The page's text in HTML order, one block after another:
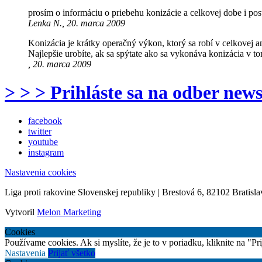
prosím o informáciu o priebehu konizácie a celkovej dobe i
Lenka N., 20. marca 2009
Konizácia je krátky operačný výkon, ktorý sa robí v celkovej
Najlepšie urobíte, ak sa spýtate ako sa vykonáva konizácia v
, 20. marca 2009
> > > Prihláste sa na odber
facebook
twitter
youtube
instagram
Nastavenia cookies
Liga proti rakovine Slovenskej republiky | Brestová 6, 82102
Vytvoril Melon Marketing
Cookies
Používame cookies. Ak si myslíte, že je to v poriadku, kliknite na
Nastavenia Prijať všetko